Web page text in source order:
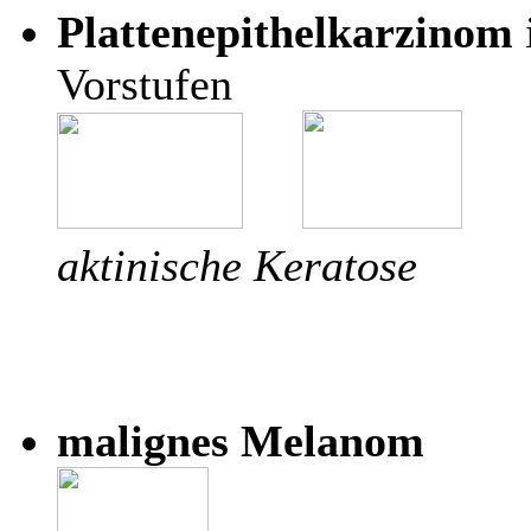
Plattenepithelkarzinom
Vorstufen
aktinische
malignes Melanom